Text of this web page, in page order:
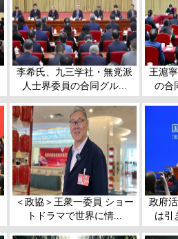
李希氏、九三学社・無党派
人士界委員の合同グル...
王滬
の合
＜政協＞王衆一委員 ショー
トドラマで世界に情...
政府
は引